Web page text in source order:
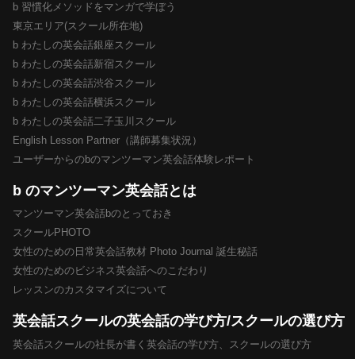
b 習慣化メソッドをマンガで学ぼう
東京エリア(スクール所在地)
b わたしの英会話銀座スクール
b わたしの英会話新宿スクール
b わたしの英会話渋谷スクール
b わたしの英会話横浜スクール
b わたしの英会話二子玉川スクール
English Lesson Partner（講師募集状況）
ユーザーからのbのマンツーマン英会話体験レポート
b のマンツーマン英会話とは
マンツーマン英会話bのとっておき
スクールPHOTO
女性のための日常英会話教材 Photo Journal 誕生秘話
女性のためのビジネス英会話へのこだわり
レッスンのカスタマイズについて
英会話スクールの英会話の学び方/スクールの選び方
英会話スクールの社長が書く英会話の学び方、スクールの選び方